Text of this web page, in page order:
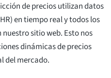
de precios utilizan datos
en tiempo real y todos los
sitio web. Esto nos
dinámicas de precios
del mercado.